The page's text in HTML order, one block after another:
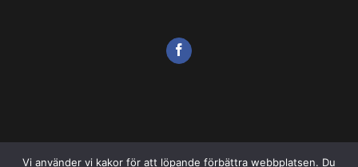
Vi använder vi kakor för att löpande förbättra webbplatsen. Du